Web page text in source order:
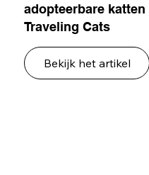
adopteerbare
Traveling Cats